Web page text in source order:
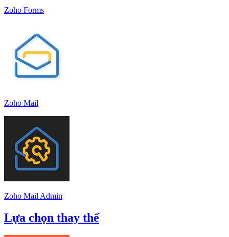
Zoho Forms
Zoho Mail
Zoho Mail Admin
Lựa chọn thay thế